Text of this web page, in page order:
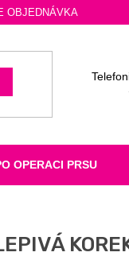
OBJEDNÁVKA
OPERACI PRSU